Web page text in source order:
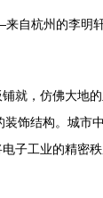
自杭州的李明
就，仿佛大地
结构。城市中
子工业的精密